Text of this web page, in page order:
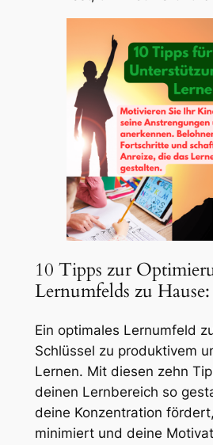
10 Tipps zur
Lernumfelds zu
Ein optimales Lernumfeld
Schlüssel zu produktivem
Lernen. Mit diesen zehn
deinen Lernbereich so
deine Konzentration
minimiert und deine